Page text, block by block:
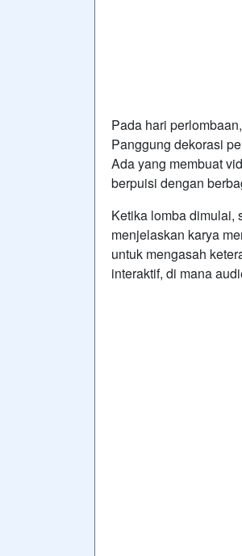
Pada hari
Panggung dekorasi
Ada yang membuat
berpuisi dengan
Ketika lomba dimulai,
menjelaskan karya
untuk mengasah
interaktif, di mana